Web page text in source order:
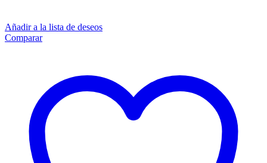
Añadir a la lista de deseos
Comparar